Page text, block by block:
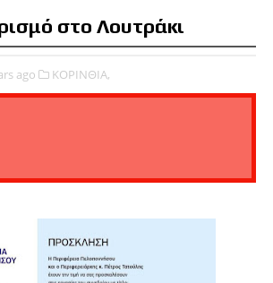
στο Λουτράκι
ago ΚΟΡΙΝΘΙΑ,